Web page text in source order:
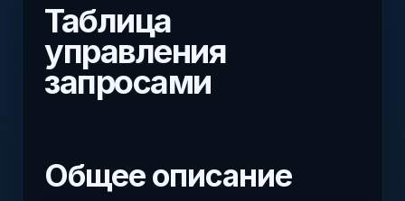
Таблица
управления
запросами
Общее описание